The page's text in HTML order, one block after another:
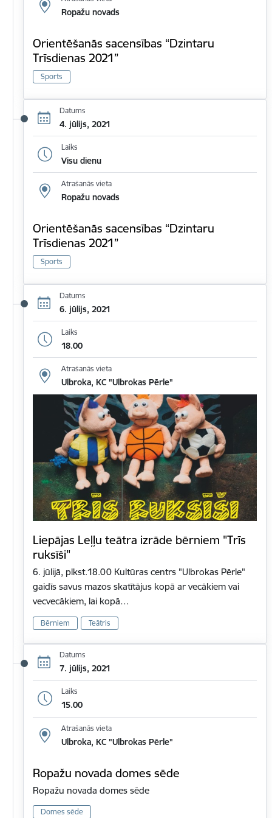
Ropažu novads
Orientēšanās sacensības “Dzintaru
Trīsdienas 2021”
Sports
Datums
4. jūlijs, 2021
Laiks
Visu dienu
Atrašanās vieta
Ropažu novads
Orientēšanās sacensības “Dzintaru
Trīsdienas 2021”
Sports
Datums
6. jūlijs, 2021
Laiks
18.00
Atrašanās vieta
Ulbroka, KC "Ulbrokas Pērle"
Liepājas Leļļu teātra izrāde bērniem "Trīs
ruksīši"
6. jūlijā, plkst.18.00 Kultūras centrs "Ulbrokas Pērle"
gaidīs savus mazos skatītājus kopā ar vecākiem vai
vecvecākiem, lai kopā…
Bērniem Teātris
Datums
7. jūlijs, 2021
Laiks
15.00
Atrašanās vieta
Ulbroka, KC "Ulbrokas Pērle"
Ropažu novada domes sēde
Ropažu novada domes sēde
Domes sēde